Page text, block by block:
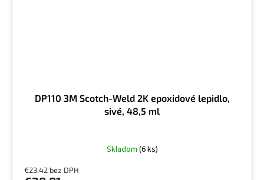
DP110 3M Scotch-Weld 2K epoxidové lepidlo,
sivé, 48,5 ml
Skladom (6 ks)
€23,42 bez DPH